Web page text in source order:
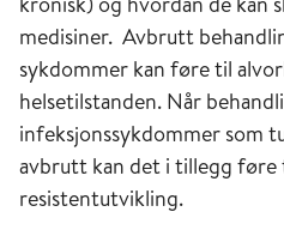
medisiner. Avbrutt
sykdommer kan føre til
helsetilstanden. Når
infeksjonssykdommer som
avbrutt kan det i tillegg føre
resistentutvikling.